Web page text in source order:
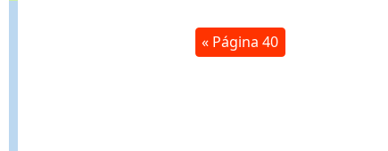
« Página 40